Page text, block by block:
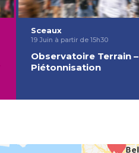
Sceaux
19 Juin à partir de 15h30
Observatoire Terrain –
Piétonnisation